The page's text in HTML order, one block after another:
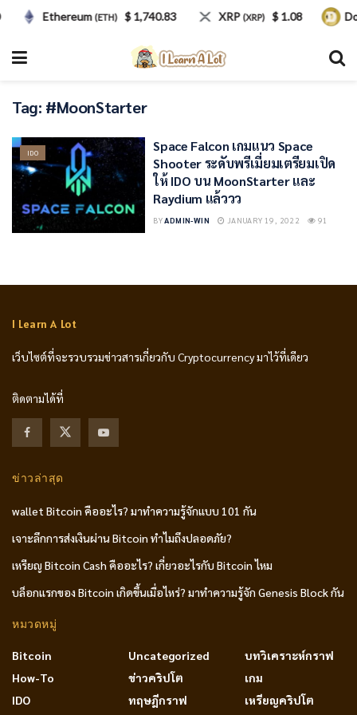
Tag: #MoonStarter
IDO
Space Falcon เกมแนว Space
Shooter ระดับพรีเมี่ยมเตรียมเปิด
ให้ IDO บน MoonStarter และ
Raydium แล้ววว
BYADMIN-WIN JANUARY 19, 2022 91
I Learn A Lot
เว็บไซต์ที่จะรวบรวมข่าวสารเกี่ยวกับ Cryptocurrency มาไว้ที่เดียว
ติดตามได้ที่
ข่าวล่าสุด
wallet Bitcoin คืออะไร? มาทำความรู้จักแบบ 101 กัน
เจาะลึกการส่งเงินผ่าน Bitcoin ทำไมถึงปลอดภัย?
เหรียญ Bitcoin Cash คืออะไร? เกี่ยวอะไรกับ Bitcoin ไหม
บล็อกแรกของ Bitcoin เกิดขึ้นเมื่อไหร่? มาทำความรู้จัก Genesis Block กัน
หมวดหมู่
Bitcoin
How-To
IDO
Uncategorized
ข่าวคริปโต
ทฤษฎีกราฟ
บทวิเคราะห์กราฟ
เกม
เหรียญคริปโต
Ethereum(ETH) $ 1,740.83 XRP(XRP) $ 1.08